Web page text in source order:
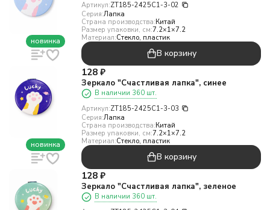
новинка
Артикул:ZT185-2425C1-3-02
Серия:Лапка
Страна производства:Китай
Размер упаковки, см:7.2×1×7.2
Материал:Стекло, пластик
В корзину
новинка
128 ₽
Зеркало "Счастливая лапка", синее
В наличии 360 шт.
Артикул:ZT185-2425C1-3-03
Серия:Лапка
Страна производства:Китай
Размер упаковки, см:7.2×1×7.2
Материал:Стекло, пластик
В корзину
128 ₽
Зеркало "Счастливая лапка", зеленое
В наличии 360 шт.